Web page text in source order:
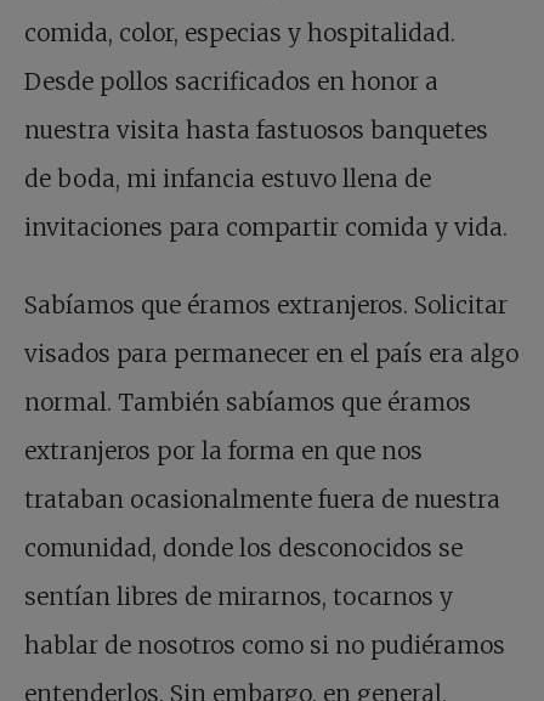
comida, color, especias y hospitalidad.
Desde pollos sacrificados en honor a
nuestra visita hasta fastuosos banquetes
de boda, mi infancia estuvo llena de
invitaciones para compartir comida y vida.
Sabíamos que éramos extranjeros. Solicitar
visados para permanecer en el país era algo
normal. También sabíamos que éramos
extranjeros por la forma en que nos
trataban ocasionalmente fuera de nuestra
comunidad, donde los desconocidos se
sentían libres de mirarnos, tocarnos y
hablar de nosotros como si no pudiéramos
entenderlos. Sin embargo, en general,